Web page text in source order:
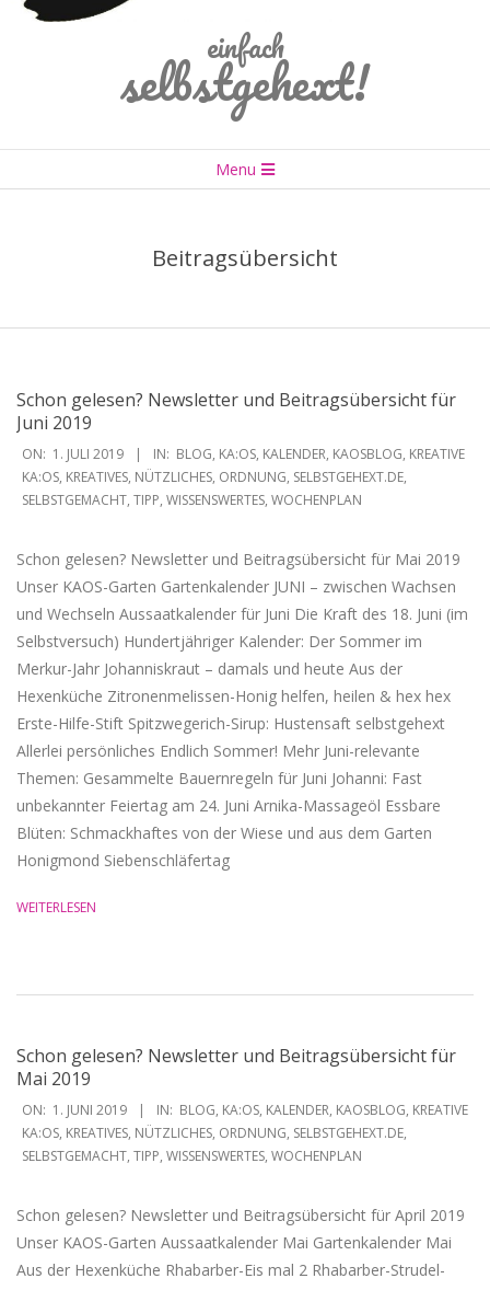
einfach
selbstgehext!
Navigation
Menu
Beitragsübersicht
Schon gelesen? Newsletter und Beitragsübersicht für
Juni 2019
2019-
07-
01
ON: 1. JULI 2019 IN: BLOG, KA:OS, KALENDER, KAOSBLOG, KREATIVE
KA:OS, KREATIVES, NÜTZLICHES, ORDNUNG, SELBSTGEHEXT.DE,
SELBSTGEMACHT, TIPP, WISSENSWERTES, WOCHENPLAN
Schon gelesen? Newsletter und Beitragsübersicht für Mai 2019
Unser KAOS-Garten Gartenkalender JUNI – zwischen Wachsen
und Wechseln Aussaatkalender für Juni Die Kraft des 18. Juni (im
Selbstversuch) Hundertjähriger Kalender: Der Sommer im
Merkur-Jahr Johanniskraut – damals und heute Aus der
Hexenküche Zitronenmelissen-Honig helfen, heilen & hex hex
Erste-Hilfe-Stift Spitzwegerich-Sirup: Hustensaft selbstgehext
Allerlei persönliches Endlich Sommer! Mehr Juni-relevante
Themen: Gesammelte Bauernregeln für Juni Johanni: Fast
unbekannter Feiertag am 24. Juni Arnika-Massageöl Essbare
Blüten: Schmackhaftes von der Wiese und aus dem Garten
Honigmond Siebenschläfertag
WEITERLESEN
Schon gelesen? Newsletter und Beitragsübersicht für
Mai 2019
2019-
06-
01
ON: 1. JUNI 2019 IN: BLOG, KA:OS, KALENDER, KAOSBLOG, KREATIVE
KA:OS, KREATIVES, NÜTZLICHES, ORDNUNG, SELBSTGEHEXT.DE,
SELBSTGEMACHT, TIPP, WISSENSWERTES, WOCHENPLAN
Schon gelesen? Newsletter und Beitragsübersicht für April 2019
Unser KAOS-Garten Aussaatkalender Mai Gartenkalender Mai
Aus der Hexenküche Rhabarber-Eis mal 2 Rhabarber-Strudel-